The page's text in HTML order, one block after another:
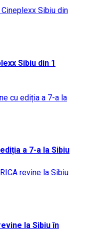
Sibiu din 1
a 7-a la Sibiu
la Sibiu în